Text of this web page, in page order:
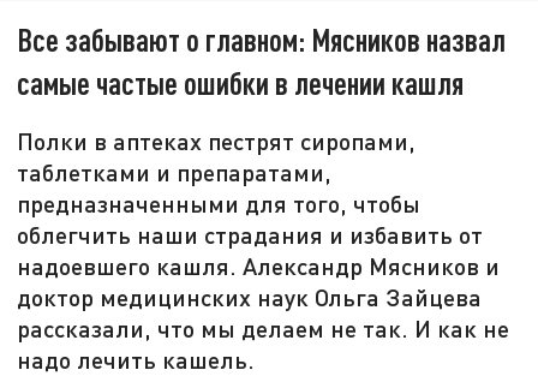
Все забывают о главном: Мясников назвал
самые частые ошибки в лечении кашля
Полки в аптеках пестрят сиропами,
таблетками и препаратами,
предназначенными для того, чтобы
облегчить наши страдания и избавить от
надоевшего кашля. Александр Мясников и
доктор медицинских наук Ольга Зайцева
рассказали, что мы делаем не так. И как не
надо лечить кашель.